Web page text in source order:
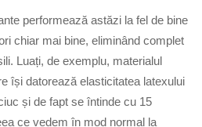
performează astăzi la fel de bine
chiar mai bine, eliminând complet
Luați, de exemplu, materialul
își datorează elasticitatea latexului
și de fapt se întinde cu 15
ce vedem în mod normal la